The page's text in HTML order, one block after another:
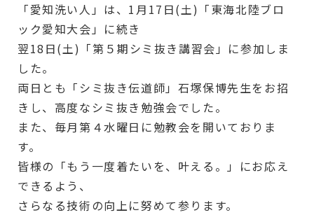
「愛知洗い人」は、1月17日(土)「東海北陸ブロ
ック愛知大会」に続き
翌18日(土)「第５期シミ抜き講習会」に参加しま
した。
両日とも「シミ抜き伝道師」石塚保博先生をお招
きし、高度なシミ抜き勉強会でした。
また、毎月第４水曜日に勉教会を開いておりま
す。
皆様の「もう一度着たいを、叶える。」にお応え
できるよう、
さらなる技術の向上に努めて参ります。